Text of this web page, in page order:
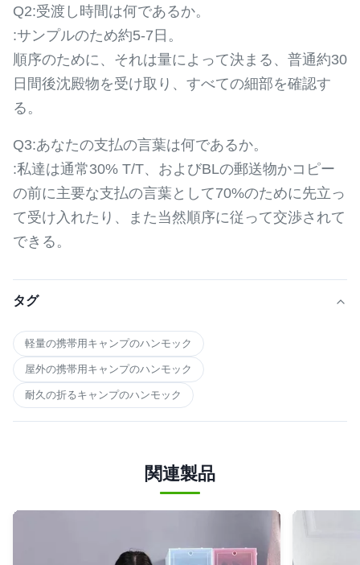
Q2:受渡し時間は何であるか。
:サンプルのため約5-7日。
順序のために、それは量によって決まる、普通約30
日間後沈殿物を受け取り、すべての細部を確認す
る。
Q3:あなたの支払の言葉は何であるか。
:私達は通常30% T/T、およびBLの郵送物かコピー
の前に主要な支払の言葉として70%のために先立っ
て受け入れたり、また当然順序に従って交渉されて
できる。
タグ
軽量の携帯用キャンプのハンモック
屋外の携帯用キャンプのハンモック
耐久の折るキャンプのハンモック
関連製品